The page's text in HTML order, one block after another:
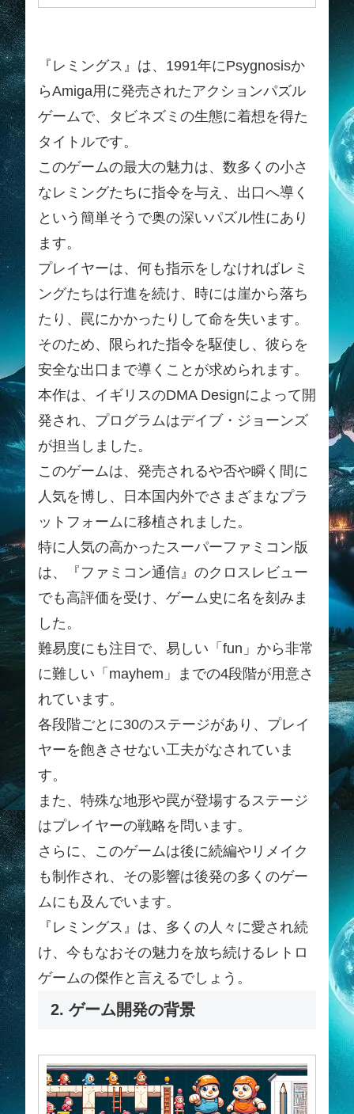
『レミングス』は、1991年にPsygnosisか
らAmiga用に発売されたアクションパズル
ゲームで、タビネズミの生態に着想を得た
タイトルです。
このゲームの最大の魅力は、数多くの小さ
なレミングたちに指令を与え、出口へ導く
という簡単そうで奥の深いパズル性にあり
ます。
プレイヤーは、何も指示をしなければレミ
ングたちは行進を続け、時には崖から落ち
たり、罠にかかったりして命を失います。
そのため、限られた指令を駆使し、彼らを
安全な出口まで導くことが求められます。
本作は、イギリスのDMA Designによって開
発され、プログラムはデイブ・ジョーンズ
が担当しました。
このゲームは、発売されるや否や瞬く間に
人気を博し、日本国内外でさまざまなプラ
ットフォームに移植されました。
特に人気の高かったスーパーファミコン版
は、『ファミコン通信』のクロスレビュー
でも高評価を受け、ゲーム史に名を刻みま
した。
難易度にも注目で、易しい「fun」から非常
に難しい「mayhem」までの4段階が用意さ
れています。
各段階ごとに30のステージがあり、プレイ
ヤーを飽きさせない工夫がなされていま
す。
また、特殊な地形や罠が登場するステージ
はプレイヤーの戦略を問います。
さらに、このゲームは後に続編やリメイク
も制作され、その影響は後発の多くのゲー
ムにも及んでいます。
『レミングス』は、多くの人々に愛され続
け、今もなおその魅力を放ち続けるレトロ
ゲームの傑作と言えるでしょう。
2. ゲーム開発の背景